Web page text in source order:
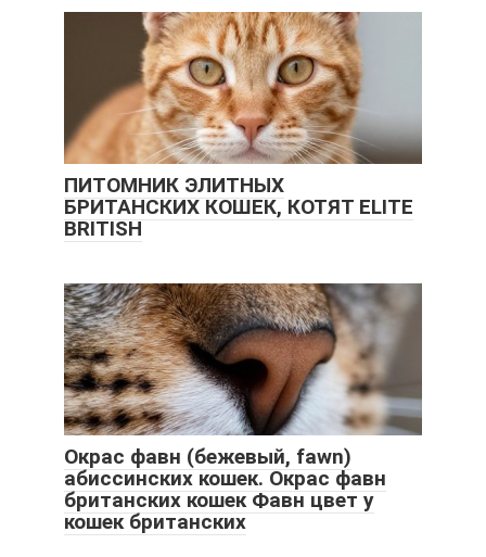
ПИТОМНИК ЭЛИТНЫХ
БРИТАНСКИХ КОШЕК, КОТЯТ ELITE
BRITISH
Окрас фавн (бежевый, fawn)
абиссинских кошек. Окрас фавн
британских кошек Фавн цвет у
кошек британских